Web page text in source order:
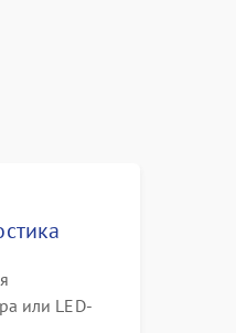
или LED-